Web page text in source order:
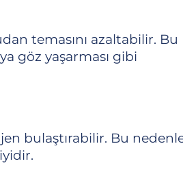
temasını azaltabilir. Bu
göz yaşarması gibi
bulaştırabilir. Bu